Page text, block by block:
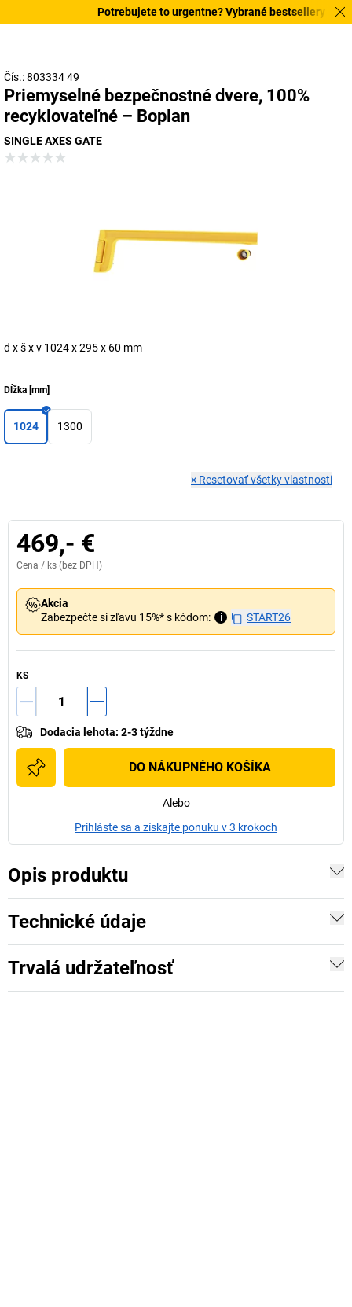
Potrebujete to urgentne? Vybrané bestsellery
Čís.: 803334 49
Priemyselné bezpečnostné dvere, 100%
recyklovateľné – Boplan
SINGLE AXES GATE
d x š x v 1024 x 295 x 60 mm
Dĺžka [mm]
1024 1300
× Resetovať všetky vlastnosti
469,- €
Cena / ks (bez DPH)
Akcia
Zabezpečte si zľavu 15%* s kódom:
i START26
KS
Dodacia lehota: 2-3 týždne
DO NÁKUPNÉHO KOŠÍKA
Alebo
Prihláste sa a získajte ponuku v 3 krokoch
Opis produktu
Technické údaje
Trvalá udržateľnosť